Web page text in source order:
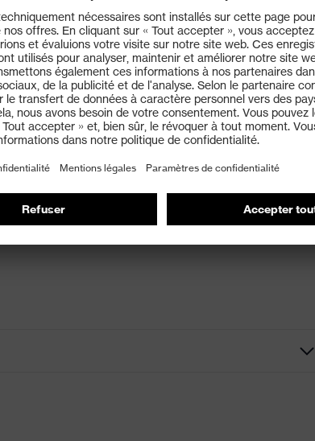
se compose d'une armature et d'un bandeau.
partie centrale et assure une étanchéité optimale.
de lunettes et garantit un meilleur maintien.
cd 5528 taille 56/18, réf. 6109266